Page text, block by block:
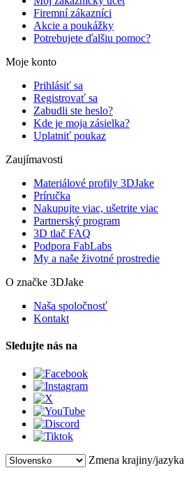
Firemní zákazníci
Akcie a poukážky
Potrebujete ďalšiu pomoc?
Moje konto
Prihlásiť sa
Registrovať sa
Zabudli ste heslo?
Kde je moja zásielka?
Uplatniť poukaz
Zaujímavosti
Materiálové profily 3DJake
Príručka
Nakupujte viac, ušetrite viac
Partnerský program
3D tlač FAQ
Podpora FabLabs
My a naše životné prostredie
O značke 3DJake
Naša spoločnosť
Kontakt
Sledujte nás na
Zmena krajiny/jazyka